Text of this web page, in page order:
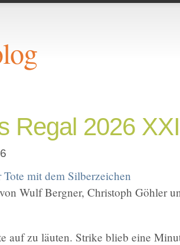
Regal 2026
Tote mit dem Silberzeichen
Wulf Bergner, Christoph Göhler
auf zu läuten. Strike blieb eine